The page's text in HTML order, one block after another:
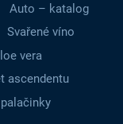
Auto – katalog
Svařené víno
vera
ascendentu